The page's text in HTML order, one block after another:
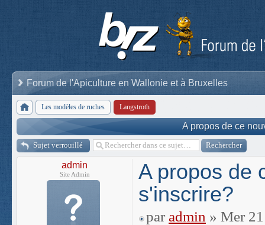
Forum de l'Apiculture en Wallonie et à Bruxelles
Les modèles de ruches Langstroth
A propos de ce
Sujet verrouillé
admin
Site Admin
A propos de
s'inscrire?
par admin » Mer